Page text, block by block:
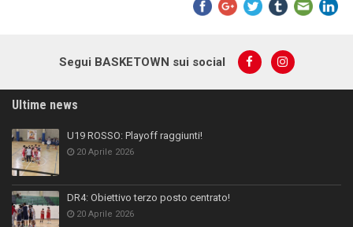
Segui BASKETOWN sui social
Ultime news
U19 ROSSO: Playoff raggiunti!
20 Aprile 2026
DR4: Obiettivo terzo posto centrato!
20 Aprile 2026